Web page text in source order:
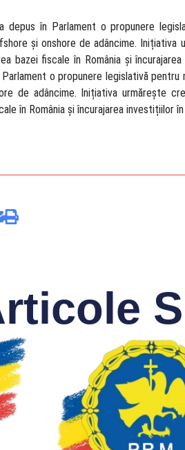
depus în Parlament o propunere
și onshore de adâncime.
bazei fiscale în România și
o propunere legislativă
de adâncime. Inițiativa urmărește
în România și încurajarea investițiilor